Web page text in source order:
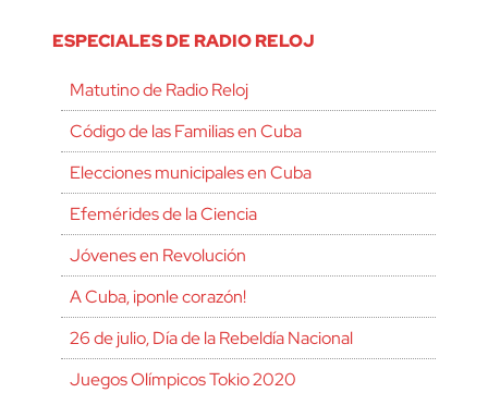
ESPECIALES DE RADIO RELOJ
Matutino de Radio Reloj
Código de las Familias en Cuba
Elecciones municipales en Cuba
Efemérides de la Ciencia
Jóvenes en Revolución
A Cuba, ¡ponle corazón!
26 de julio, Día de la Rebeldía Nacional
Juegos Olímpicos Tokio 2020